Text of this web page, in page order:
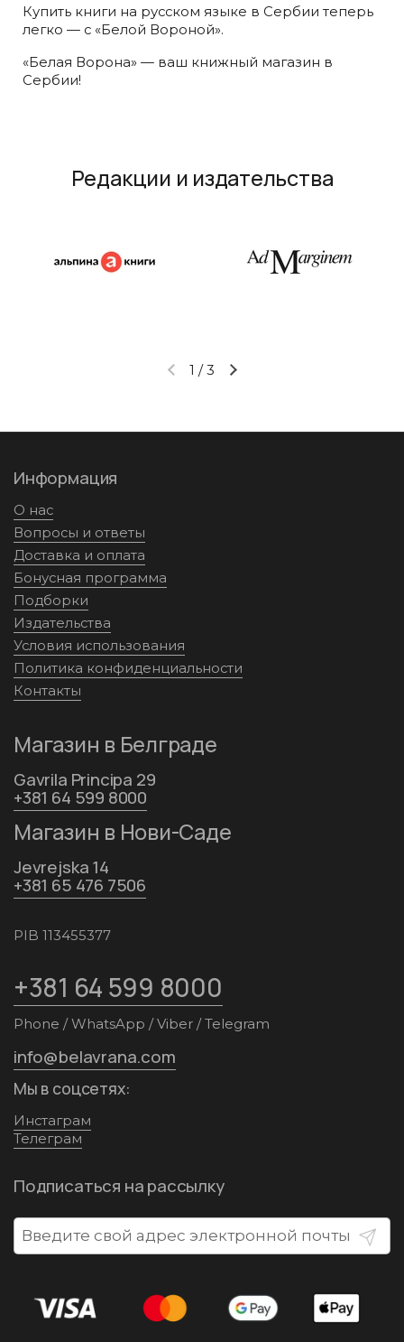
Купить книги на русском языке в Сербии теперь
легко — с «Белой Вороной».
«Белая Ворона» — ваш книжный магазин в
Сербии!
Редакции и издательства
Предыдущий слайд
Следующий слайд
1 /3
Информация
О нас
Вопросы и ответы
Доставка и оплата
Бонусная программа
Подборки
Издательства
Условия использования
Политика конфиденциальности
Контакты
Магазин в Белграде
Gavrila Principa 29
+381 64 599 8000
Магазин в Нови-Саде
Jevrejska 14
+381 65 476 7506
PIB 113455377
+381 64 599 8000
Phone / WhatsApp / Viber / Telegram
info@belavrana.com
Мы в соцсетях:
Инстаграм
Телеграм
Подписаться на рассылку